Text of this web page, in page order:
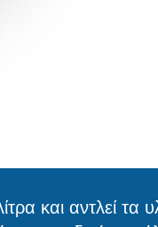
και αντλεί τα